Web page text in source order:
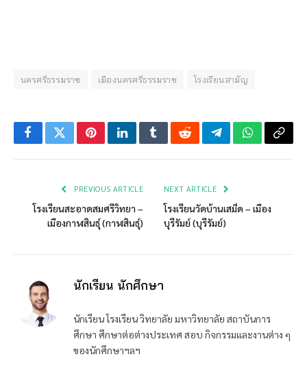
นครศรีธรรมราช เมืองนครศรีธรรมราช โรงเรียนสามัญ
FacebookTwitterPinterestLinkedInTumblrRedditTelegramWhatsApp
Copy
PREVIOUS ARTICLE
โรงเรียนสะอาดสมศรีวิทยา –
เมืองกาฬสินธุ์ (กาฬสินธุ์)
NEXT ARTICLE
โรงเรียนวัดบ้านเสม็ด – เมือง
บุรีรัมย์ (บุรีรัมย์)
นักเรียน นักศึกษา
นักเรียน โรงเรียน วิทยาลัย มหาวิทยาลัย สถาบันการ
ศึกษา ศึกษาต่อต่างประเทศ สอบ กิจกรรมและงานต่าง ๆ
ของนักศึกษาฯลฯ